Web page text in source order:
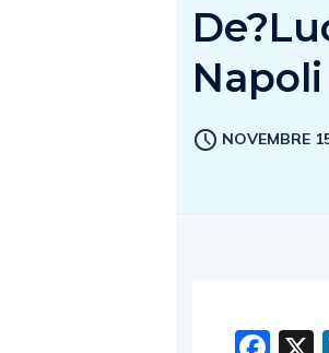
Napoli
NOVEMBRE